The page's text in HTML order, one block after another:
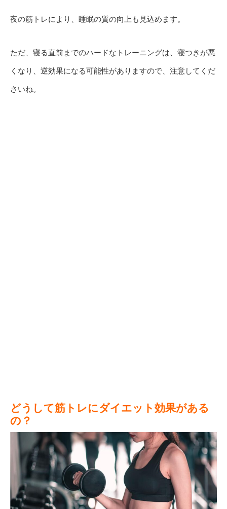
夜の筋トレにより、睡眠の質の向上も見込めます。
ただ、寝る直前までのハードなトレーニングは、寝つきが悪
くなり、逆効果になる可能性がありますので、注意してくだ
さいね。
どうして筋トレにダイエット効果がある
の？